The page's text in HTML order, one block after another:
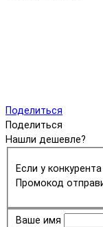
Поделиться
Поделиться
Нашли дешевле?
Если у
Промокод
Ваше имя